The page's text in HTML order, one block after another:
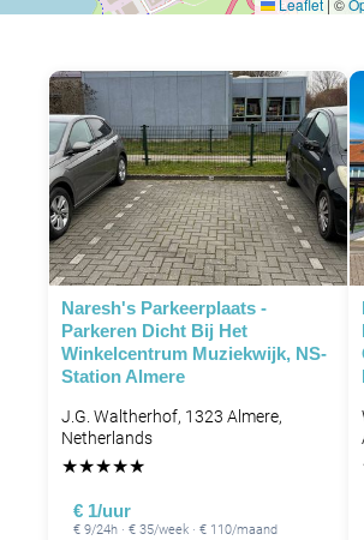
Leaflet | ©
Naresh's Parkeerplaats -
Parkeren Dicht Bij Het
Winkelcentrum Muziekwijk, NS-
Station Almere
J.G. Waltherhof, 1323 Almere,
Netherlands
★★★★★
€ 1/uur
€ 9/24h · € 35/week · € 110/maand